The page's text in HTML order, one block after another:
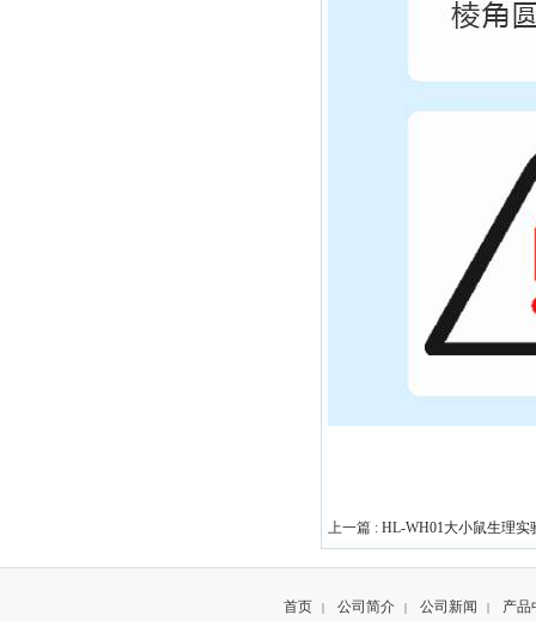
上一篇 : HL-WH01大小鼠生理实
首页 | 公司简介 | 公司新闻 | 产品